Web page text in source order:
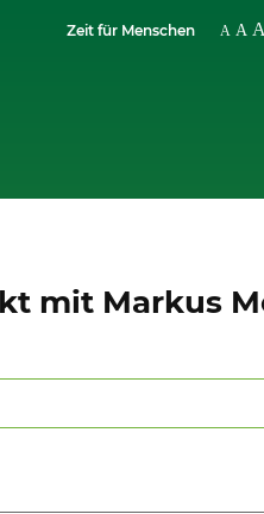
Zeit für Menschen
mit Markus